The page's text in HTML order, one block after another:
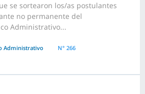
se sortearon los/as postulantes
no permanente del
Administrativo...
Administrativo N° 266